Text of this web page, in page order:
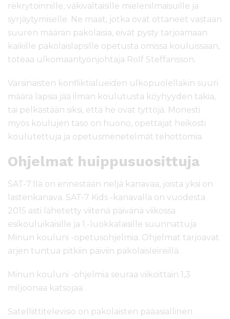
rekrytoinnille, väkivaltaisille mielenilmaisuille ja
syrjäytymiselle. Ne maat, jotka ovat ottaneet vastaan
suuren määrän pakolaisia, eivät pysty tarjoamaan
kaikille pakolaislapsille opetusta omissa kouluissaan,
toteaa ulkomaantyönjohtaja Rolf Steffansson.
Varsinaisten konfliktialueiden ulkopuolellakin suuri
määrä lapsia jää ilman koulutusta köyhyyden takia,
tai pelkästään siksi, että he ovat tyttöjä. Monesti
myös koulujen taso on huono, opettajat heikosti
koulutettuja ja opetusmenetelmät tehottomia.
Ohjelmat huippusuosittuja
SAT-7:llä on ennestään neljä kanavaa, joista yksi on
lastenkanava. SAT-7 Kids -kanavalla on vuodesta
2015 asti lähetetty viitenä päivänä viikossa
esikouluikäisille ja 1.-luokkalaisille suunnattuja
Minun kouluni -opetusohjelmia. Ohjelmat tarjoavat
arjen tuntua pitkiin päiviin pakolaisleireillä.
Minun kouluni -ohjelmia seuraa viikoittain 1,3
miljoonaa katsojaa.
Satelliittitelevisio on pakolaisten pääasiallinen